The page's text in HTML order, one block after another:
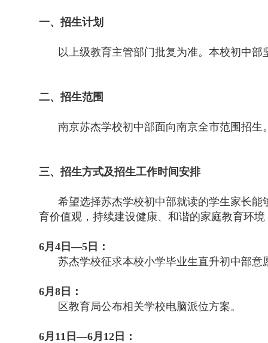
一、招生计划
以上级教育主管部门批复为准。本校初中部
二、招生范围
南京苏杰学校初中部面向南京全市范围招生
三、招生方式及招生工作时间安排
希望选择苏杰学校初中部就读的学生家长
育价值观，持续建设健康、和谐的家庭教育环
6月4日—5日：
苏杰学校征求本校小学毕业生直升初中部
6月8日：
区教育局公布相关学校电脑派位方案。
6月11日—6月12日：